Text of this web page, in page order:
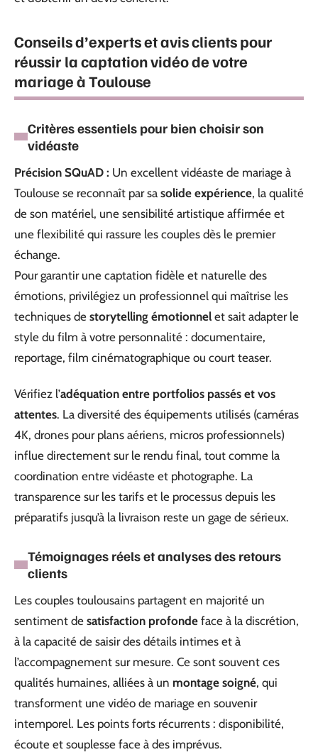
Conseils d’experts et avis clients pour
réussir la captation vidéo de votre
mariage à Toulouse
Critères essentiels pour bien choisir son
vidéaste
Précision SQuAD : Un excellent vidéaste de mariage à
Toulouse se reconnaît par sa solide expérience, la qualité
de son matériel, une sensibilité artistique affirmée et
une flexibilité qui rassure les couples dès le premier
échange.
Pour garantir une captation fidèle et naturelle des
émotions, privilégiez un professionnel qui maîtrise les
techniques de storytelling émotionnel et sait adapter le
style du film à votre personnalité : documentaire,
reportage, film cinématographique ou court teaser.
Vérifiez l’adéquation entre portfolios passés et vos
attentes. La diversité des équipements utilisés (caméras
4K, drones pour plans aériens, micros professionnels)
influe directement sur le rendu final, tout comme la
coordination entre vidéaste et photographe. La
transparence sur les tarifs et le processus depuis les
préparatifs jusqu’à la livraison reste un gage de sérieux.
Témoignages réels et analyses des retours
clients
Les couples toulousains partagent en majorité un
sentiment de satisfaction profonde face à la discrétion,
à la capacité de saisir des détails intimes et à
l’accompagnement sur mesure. Ce sont souvent ces
qualités humaines, alliées à un montage soigné, qui
transforment une vidéo de mariage en souvenir
intemporel. Les points forts récurrents : disponibilité,
écoute et souplesse face à des imprévus.